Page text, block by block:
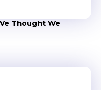
Thought We